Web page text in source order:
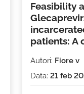
Feasibility
patients: A
Autori: Fiore v
Data: 21 feb